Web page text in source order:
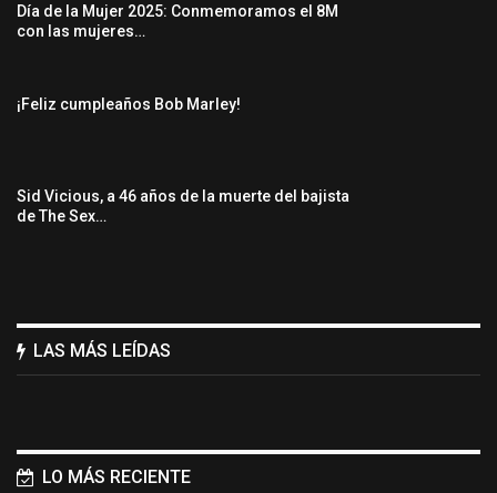
Día de la Mujer 2025: Conmemoramos el 8M
con las mujeres…
¡Feliz cumpleaños Bob Marley!
Sid Vicious, a 46 años de la muerte del bajista
de The Sex…
LAS MÁS LEÍDAS
LO MÁS RECIENTE